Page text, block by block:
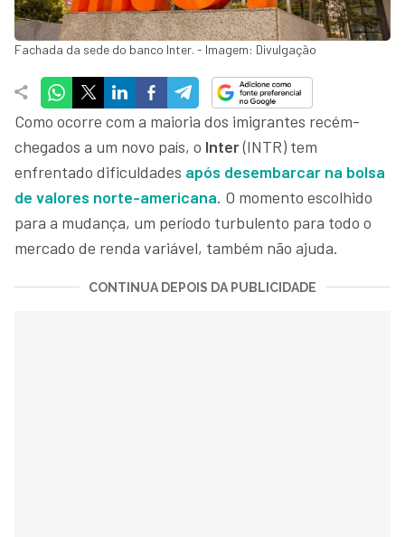
Fachada da sede do banco Inter. - Imagem: Divulgação
Como ocorre com a maioria dos imigrantes recém-
chegados a um novo país, o Inter(INTR) tem
enfrentado dificuldades após desembarcar na bolsa
de valores norte-americana. O momento escolhido
para a mudança, um período turbulento para todo o
mercado de renda variável, também não ajuda.
CONTINUA DEPOIS DA PUBLICIDADE